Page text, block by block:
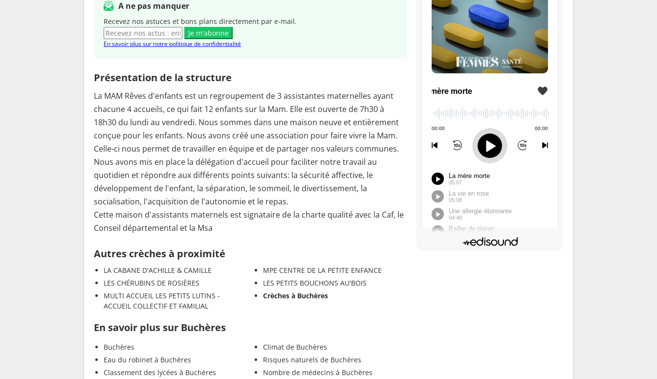
A ne pas manquer
Recevez nos astuces et bons plans directement par e-mail.
Je m'abonne
En savoir plus sur notre politique de confidentialité
Présentation de la structure
La MAM Rêves d'enfants est un regroupement de 3 assistantes maternelles ayant
chacune 4 accueils, ce qui fait 12 enfants sur la Mam. Elle est ouverte de 7h30 à
18h30 du lundi au vendredi. Nous sommes dans une maison neuve et entièrement
conçue pour les enfants. Nous avons créé une association pour faire vivre la Mam.
Celle-ci nous permet de travailler en équipe et de partager nos valeurs communes.
Nous avons mis en place la délégation d'accueil pour faciliter notre travail au
quotidien et répondre aux différents points suivants: la sécurité affective, le
développement de l'enfant, la séparation, le sommeil, le divertissement, la
socialisation, l'acquisition de l'autonomie et le repas.
Cette maison d'assistants maternels est signataire de la charte qualité avec la Caf, le
Conseil départemental et la Msa
Autres crèches à proximité
LA CABANE D'ACHILLE & CAMILLE
LES CHÉRUBINS DE ROSIÈRES
MULTI ACCUEIL LES PETITS LUTINS -
ACCUEIL COLLECTIF ET FAMILIAL
MPE CENTRE DE LA PETITE ENFANCE
LES PETITS BOUCHONS AU'BOIS
Crèches à Buchères
En savoir plus sur Buchères
Buchères
Eau du robinet à Buchères
Classement des lycées à Buchères
Climat de Buchères
Risques naturels de Buchères
Nombre de médecins à Buchères